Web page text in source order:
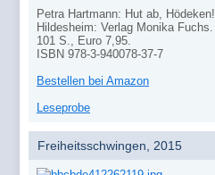
Petra Hartmann: Hut ab, Hödeken!
Hildesheim: Verlag Monika Fuchs.
101 S., Euro 7,95.
ISBN 978-3-940078-37-7
Bestellen bei Amazon
Leseprobe
Freiheitsschwingen, 2015